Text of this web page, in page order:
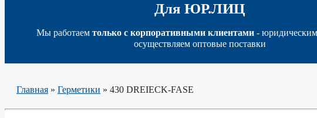
Для ЮР.ЛИЦ
Мы работаем только с корпоративными клиентами-
осуществляем оптовые поставки
Главная » Герметики » 430 DREIECK-FASE